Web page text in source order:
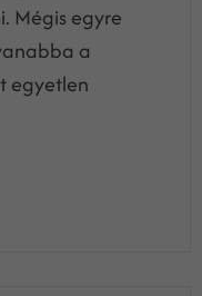
Mégis egyre
a
egyetlen